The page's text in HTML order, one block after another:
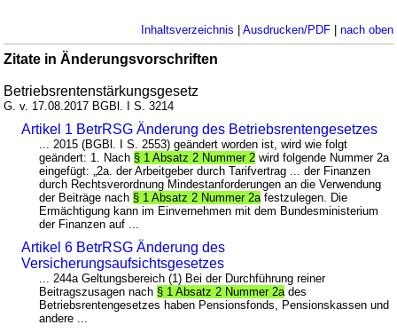
Inhaltsverzeichnis Ausdrucken/PDF| nach oben
Zitate in Änderungsvorschriften
Betriebsrentenstärkungsgesetz
G. v. 17.08.2017 BGBl. I S. 3214
Artikel 1 BetrRSG Änderung des Betriebsrentengesetzes
... 2015 (BGBl. I S. 2553) geändert worden ist, wird wie folgt
geändert: 1. Nach § 1 Absatz 2 Nummer 2 wird folgende Nummer 2a
eingefügt: „2a. der Arbeitgeber durch Tarifvertrag ... der Finanzen
durch Rechtsverordnung Mindestanforderungen an die Verwendung
der Beiträge nach § 1 Absatz 2 Nummer 2afestzulegen. Die
Ermächtigung kann im Einvernehmen mit dem Bundesministerium
der Finanzen auf ...
Artikel 6 BetrRSG Änderung des
Versicherungsaufsichtsgesetzes
... 244a Geltungsbereich (1) Bei der Durchführung reiner
Beitragszusagen nach § 1 Absatz 2 Nummer 2ades
Betriebsrentengesetzes haben Pensionsfonds, Pensionskassen und
andere ...